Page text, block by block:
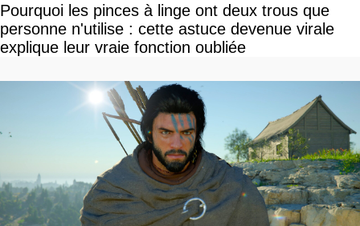
Pourquoi les pinces à linge ont deux trous que
personne n'utilise : cette astuce devenue virale
explique leur vraie fonction oubliée